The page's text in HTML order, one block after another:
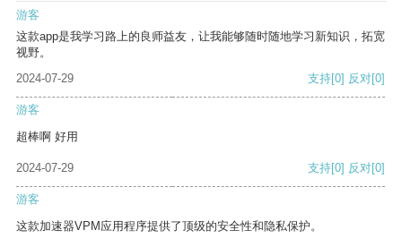
游客
这款app是我学习路上的良师益友，让我能够随时随地学习新知识，拓宽
视野。
2024-07-29
支持[0] 反对[0]
游客
超棒啊 好用
2024-07-29 支持[0] 反对[0]
游客
这款加速器VPM应用程序提供了顶级的安全性和隐私保护。